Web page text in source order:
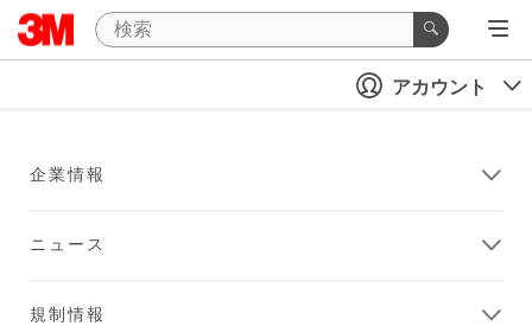
アカウント
企業情報
ニュース
規制情報